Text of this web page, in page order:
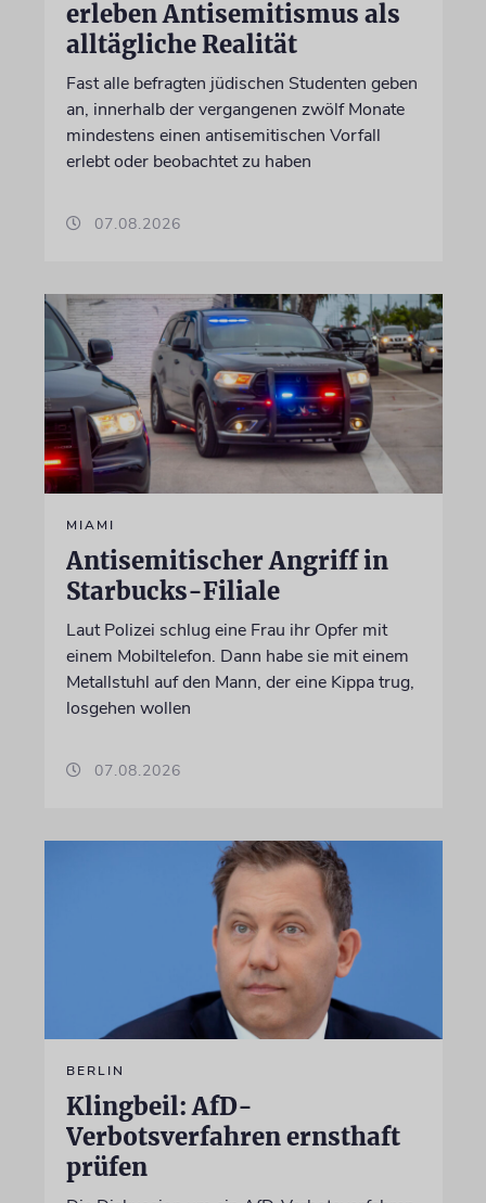
erleben Antisemitismus als
alltägliche Realität
Fast alle befragten jüdischen Studenten geben
an, innerhalb der vergangenen zwölf Monate
mindestens einen antisemitischen Vorfall
erlebt oder beobachtet zu haben
07.08.2026
MIAMI
Antisemitischer Angriff in
Starbucks-Filiale
Laut Polizei schlug eine Frau ihr Opfer mit
einem Mobiltelefon. Dann habe sie mit einem
Metallstuhl auf den Mann, der eine Kippa trug,
losgehen wollen
07.08.2026
BERLIN
Klingbeil: AfD-
Verbotsverfahren ernsthaft
prüfen